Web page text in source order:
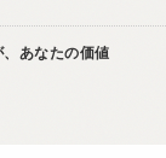
あなたの価値